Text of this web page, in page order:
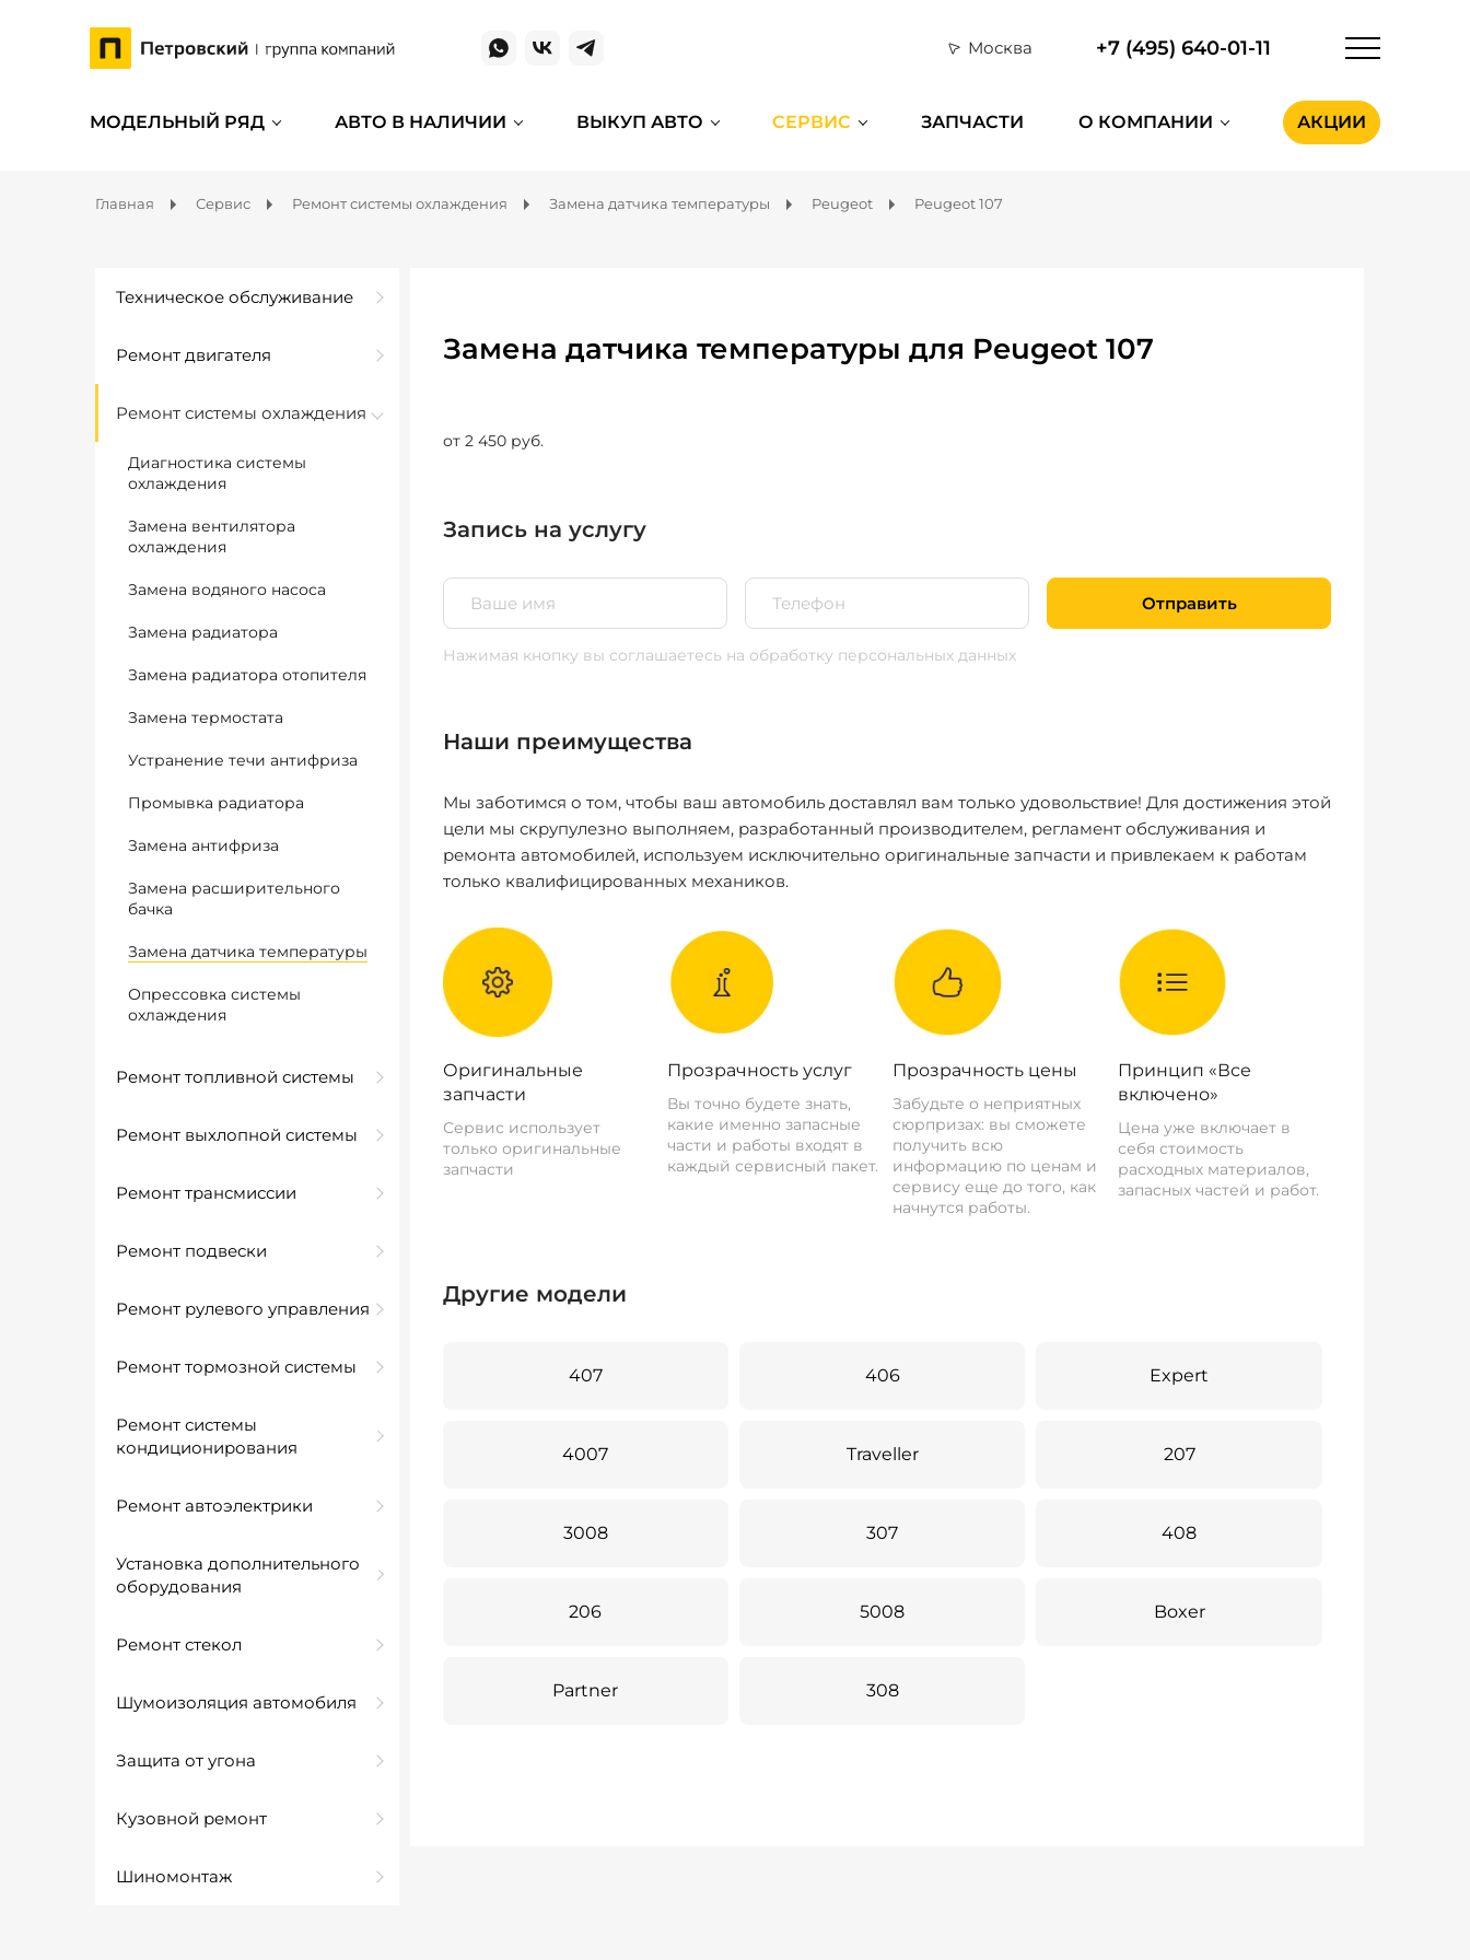
Москва +7 (495) 640-01-11
МОДЕЛЬНЫЙ РЯД АВТО В НАЛИЧИИ ВЫКУП АВТО СЕРВИС ЗАПЧАСТИ О КОМПАНИИ АКЦИИ
Главная Сервис Ремонт системы охлаждения Замена датчика температуры Peugeot Peugeot 107
Техническое обслуживание
Ремонт двигателя
Ремонт системы охлаждения
Диагностика системы
охлаждения
Замена вентилятора
охлаждения
Замена водяного насоса
Замена радиатора
Замена радиатора отопителя
Замена термостата
Устранение течи антифриза
Промывка радиатора
Замена антифриза
Замена расширительного
бачка
Замена датчика температуры
Опрессовка системы
охлаждения
Ремонт топливной системы
Ремонт выхлопной системы
Ремонт трансмиссии
Ремонт подвески
Ремонт рулевого управления
Ремонт тормозной системы
Ремонт системы
кондиционирования
Ремонт автоэлектрики
Установка дополнительного
оборудования
Ремонт стекол
Шумоизоляция автомобиля
Защита от угона
Кузовной ремонт
Шиномонтаж
Замена датчика температуры для Peugeot 107
от 2 450 руб.
Запись на услугу
Отправить
Нажимая кнопку вы соглашаетесь на обработку персональных данных
Наши преимущества
Мы заботимся о том, чтобы ваш автомобиль доставлял вам только удовольствие! Для достижения этой
цели мы скрупулезно выполняем, разработанный производителем, регламент обслуживания и
ремонта автомобилей, используем исключительно оригинальные запчасти и привлекаем к работам
только квалифицированных механиков.
Оригинальные
запчасти
Сервис использует
только оригинальные
запчасти
Прозрачность услуг
Вы точно будете знать,
какие именно запасные
части и работы входят в
каждый сервисный пакет.
Прозрачность цены
Забудьте о неприятных
сюрпризах: вы сможете
получить всю
информацию по ценам и
сервису еще до того, как
начнутся работы.
Принцип «Все
включено»
Цена уже включает в
себя стоимость
расходных материалов,
запасных частей и работ.
Другие модели
407 406 Expert
4007 Traveller 207
3008 307 408
206 5008 Boxer
Partner 308